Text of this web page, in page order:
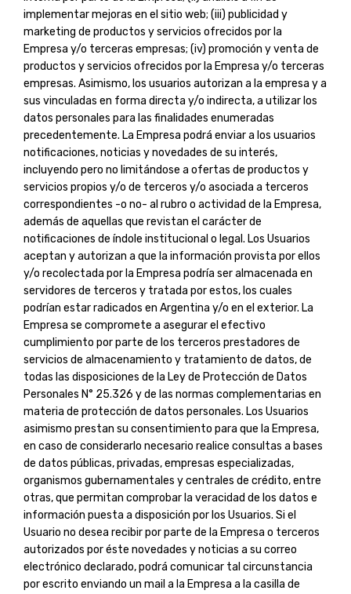
implementar mejoras en el sitio web; (iii) publicidad y
marketing de productos y servicios ofrecidos por la
Empresa y/o terceras empresas; (iv) promoción y venta de
productos y servicios ofrecidos por la Empresa y/o terceras
empresas. Asimismo, los usuarios autorizan a la empresa y a
sus vinculadas en forma directa y/o indirecta, a utilizar los
datos personales para las finalidades enumeradas
precedentemente. La Empresa podrá enviar a los usuarios
notificaciones, noticias y novedades de su interés,
incluyendo pero no limitándose a ofertas de productos y
servicios propios y/o de terceros y/o asociada a terceros
correspondientes -o no- al rubro o actividad de la Empresa,
además de aquellas que revistan el carácter de
notificaciones de índole institucional o legal. Los Usuarios
aceptan y autorizan a que la información provista por ellos
y/o recolectada por la Empresa podría ser almacenada en
servidores de terceros y tratada por estos, los cuales
podrían estar radicados en Argentina y/o en el exterior. La
Empresa se compromete a asegurar el efectivo
cumplimiento por parte de los terceros prestadores de
servicios de almacenamiento y tratamiento de datos, de
todas las disposiciones de la Ley de Protección de Datos
Personales N° 25.326 y de las normas complementarias en
materia de protección de datos personales. Los Usuarios
asimismo prestan su consentimiento para que la Empresa,
en caso de considerarlo necesario realice consultas a bases
de datos públicas, privadas, empresas especializadas,
organismos gubernamentales y centrales de crédito, entre
otras, que permitan comprobar la veracidad de los datos e
información puesta a disposición por los Usuarios. Si el
Usuario no desea recibir por parte de la Empresa o terceros
autorizados por éste novedades y noticias a su correo
electrónico declarado, podrá comunicar tal circunstancia
por escrito enviando un mail a la Empresa a la casilla de